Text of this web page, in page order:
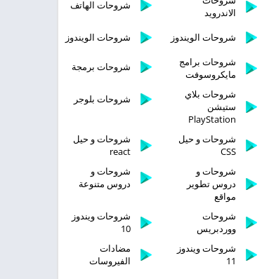
الاندرويد
شروحات الهاتف
شروحات الويندوز
شروحات الويندوز
شروحات برامج
مايكروسوفت
شروحات برمجة
شروحات بلاي
ستيشن
PlayStation
شروحات بلوجر
شروحات و حيل
CSS
شروحات و حيل
react
شروحات و
دروس تطوير
مواقع
شروحات و
دروس متنوعة
شروحات
ووردبريس
شروحات ويندوز
10
شروحات ويندوز
11
مضادات
الفيروسات